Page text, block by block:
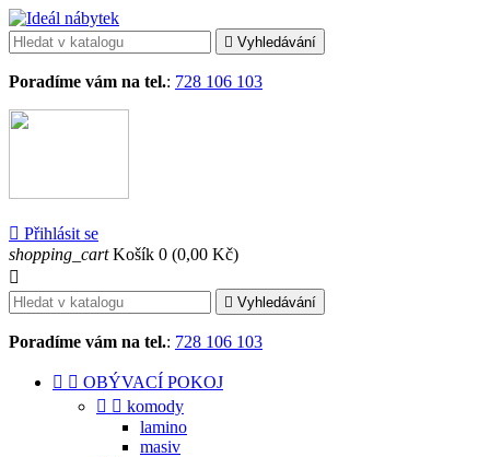
 Vyhledávání
Poradíme vám na tel.: 728 106 103
 Přihlásit se
shopping_cart Košík 0 (0,00 Kč)

 Vyhledávání
Poradíme vám na tel.: 728 106 103
  OBÝVACÍ POKOJ
  komody
lamino
masiv